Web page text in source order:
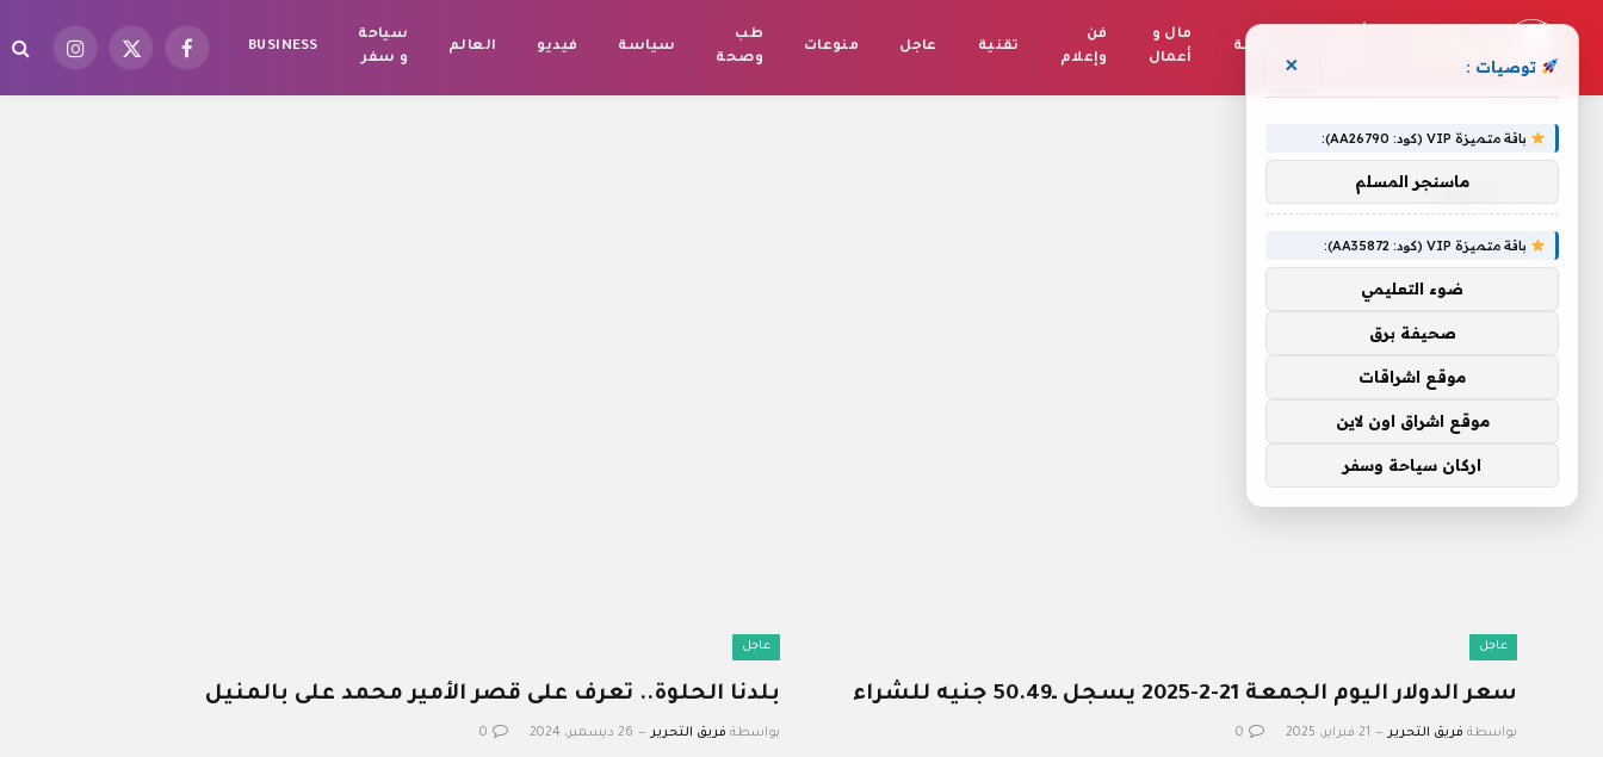
رياضة
مال و
أعمال
فن
وإعلام
تقنية عاجل منوعات
طب
وصحة
سياسة فيديو العالم
سياحة
و سفر
BUSINESS فيسبوكX
الانستغرام
ضيوف
عاجل
سعر الدولار اليوم الجمعة 21-2-2025 يسجل ـ50.49 جنيه للشراء
بواسطة فريق التحرير 21 فبراير، 2025 0
عاجل
بلدنا الحلوة.. تعرف على قصر الأمير محمد على بالمنيل
بواسطة فريق التحرير 26 ديسمبر، 2024 0
توصيات : ×
باقة متميزة VIP (كود: AA26790):
ماسنجر المسلم
باقة متميزة VIP (كود: AA35872):
ضوء التعليمي
صحيفة برق
موقع اشراقات
موقع اشراق اون لاين
اركان سياحة وسفر